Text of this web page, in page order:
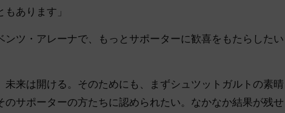
あります」
ツ・アレーナで、もっとサポーターに歓喜をもたらしたい
未来は開ける。そのためにも、まずシュツットガルトの素晴
のサポーターの方たちに認められたい。なかなか結果が残せ